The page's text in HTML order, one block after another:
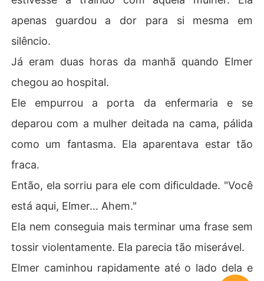
apenas guardou a dor para si mesma em
silêncio.
Já eram duas horas da manhã quando Elmer
chegou ao hospital.
Ele empurrou a porta da enfermaria e se
deparou com a mulher deitada na cama, pálida
como um fantasma. Ela aparentava estar tão
fraca.
Então, ela sorriu para ele com dificuldade. "Você
está aqui, Elmer... Ahem."
Ela nem conseguia mais terminar uma frase sem
tossir violentamente. Ela parecia tão miserável.
Elmer caminhou rapidamente até o lado dela e